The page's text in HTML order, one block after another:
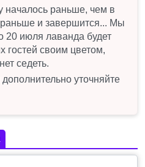
началось раньше, чем в
и завершится... Мы
20 июля лаванда будет
гостей своим цветом,
седеть.
уточняйте